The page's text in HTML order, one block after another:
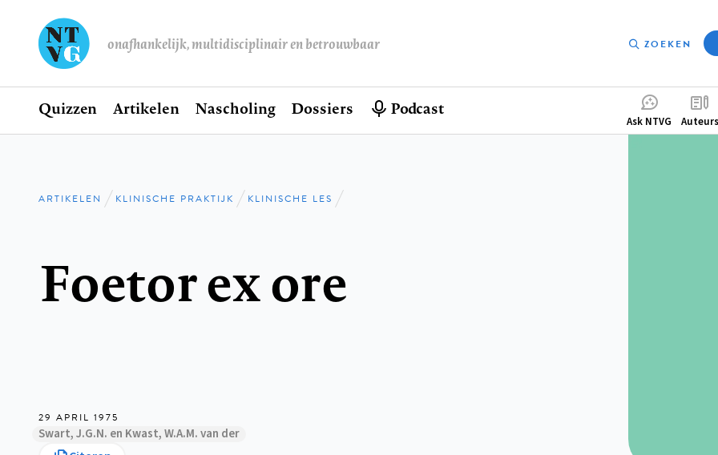
onafhankelijk, multidisciplinair en betrouwbaar ZOEKEN
Hoofdnavigatie
Home
Quizzen Artikelen Nascholing Dossiers Podcast
Ask NTVG Auteurs
Kruimelpad
ARTIKELEN KLINISCHE PRAKTIJK KLINISCHE LES
Foetor ex ore
29 APRIL 1975
Swart, J.G.N. en Kwast, W.A.M. van der